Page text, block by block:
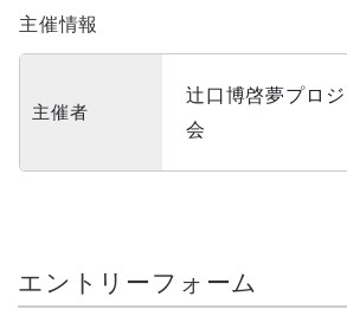
主催情報
主催者
辻󠄀口博啓夢プロ
会
エントリーフォーム